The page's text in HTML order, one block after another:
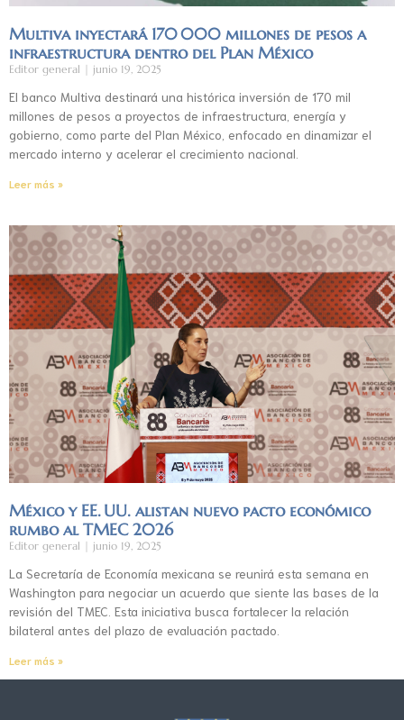
Multiva inyectará 170 000 millones de pesos a
infraestructura dentro del Plan México
Editor general junio 19, 2025
El banco Multiva destinará una histórica inversión de 170 mil
millones de pesos a proyectos de infraestructura, energía y
gobierno, como parte del Plan México, enfocado en dinamizar el
mercado interno y acelerar el crecimiento nacional.
Leer más »
México y EE. UU. alistan nuevo pacto económico
rumbo al TMEC 2026
Editor general junio 19, 2025
La Secretaría de Economía mexicana se reunirá esta semana en
Washington para negociar un acuerdo que siente las bases de la
revisión del TMEC. Esta iniciativa busca fortalecer la relación
bilateral antes del plazo de evaluación pactado.
Leer más »